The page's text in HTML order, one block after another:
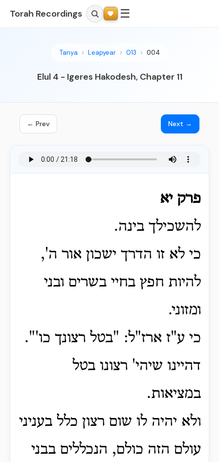
Torah Recordings ☰
Tanya Leapyear 013 004
Elul 4 - Igeres Hakodesh, Chapter 11
← Prev Next →
פרק יא
להשכילך בינה.
כי לא זו הדרך ישכון אור ה',
להיות חפץ בחיי בשרים ובני
ומזוני.
כי ע"ז ארז"ל: "בטל רצונך כו'".
דהיינו שיהי' רצונו בטל
במציאות.
ולא יהיה לו שום רצון כלל בעניני
עולם הזה כולם, הנכללים בבני